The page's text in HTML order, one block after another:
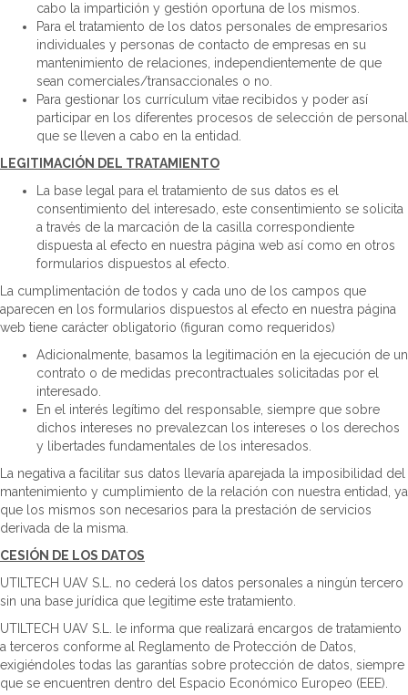
cabo la impartición y gestión oportuna de los mismos.
Para el tratamiento de los datos personales de empresarios
individuales y personas de contacto de empresas en su
mantenimiento de relaciones, independientemente de que
sean comerciales/transaccionales o no.
Para gestionar los currículum vitae recibidos y poder así
participar en los diferentes procesos de selección de personal
que se lleven a cabo en la entidad.
LEGITIMACIÓN DEL TRATAMIENTO
La base legal para el tratamiento de sus datos es el
consentimiento del interesado, este consentimiento se solicita
a través de la marcación de la casilla correspondiente
dispuesta al efecto en nuestra página web así como en otros
formularios dispuestos al efecto.
La cumplimentación de todos y cada uno de los campos que
aparecen en los formularios dispuestos al efecto en nuestra página
web tiene carácter obligatorio (figuran como requeridos)
Adicionalmente, basamos la legitimación en la ejecución de un
contrato o de medidas precontractuales solicitadas por el
interesado.
En el interés legítimo del responsable, siempre que sobre
dichos intereses no prevalezcan los intereses o los derechos
y libertades fundamentales de los interesados.
La negativa a facilitar sus datos llevaría aparejada la imposibilidad del
mantenimiento y cumplimiento de la relación con nuestra entidad, ya
que los mismos son necesarios para la prestación de servicios
derivada de la misma.
CESIÓN DE LOS DATOS
UTILTECH UAV S.L. no cederá los datos personales a ningún tercero
sin una base jurídica que legitime este tratamiento.
UTILTECH UAV S.L. le informa que realizará encargos de tratamiento
a terceros conforme al Reglamento de Protección de Datos,
exigiéndoles todas las garantías sobre protección de datos, siempre
que se encuentren dentro del Espacio Económico Europeo (EEE).